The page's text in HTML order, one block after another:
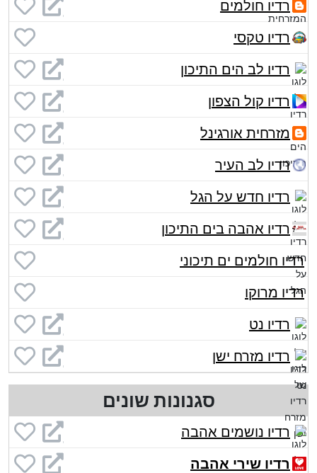
רדיו חולמים
רדיו טקסי
רדיו לב הים התיכון
רדיו קול הצפון
מזרחית אורגינל
רדיו לב העיר
רדיו חדש על הגל
רדיו אהבה בים התיכון
רדיו חולמים ים תיכוני
רדיו מרוקו
רדיו נט
רדיו מזרח ישן
סגנונות שונים
רדיו נושמים אהבה
רדיו שירי אהבה